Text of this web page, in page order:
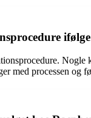
med processen og